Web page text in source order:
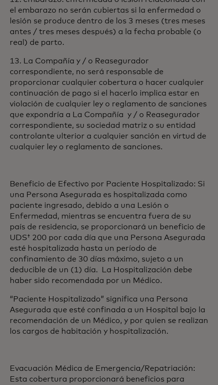
el embarazo no serán cubiertas si la enfermedad o
lesión se produce dentro de los 3 meses (tres meses
antes / tres meses después) a la fecha probable (o
real) de parto.
13. La Compañía y / o Reasegurador
correspondiente, no será responsable de
proporcionar cualquier cobertura o hacer cualquier
continuación de pago si el hacerlo implica estar en
violación de cualquier ley o reglamento de sanciones
que expondría a La Compañía y / o Reasegurador
correspondiente, su sociedad matriz o su entidad
controlante ulterior a cualquier sanción en virtud de
cualquier ley o reglamento de sanciones.
Beneficio de Efectivo por Paciente Hospitalizado: Si
una Persona Asegurada es hospitalizada como
paciente ingresado, debido a una Lesión o
Enfermedad, mientras se encuentra fuera de su
país de residencia, se proporcionará un beneficio de
UDS† 200 por cada día que una Persona Asegurada
esté hospitalizada hasta un período de
confinamiento de 30 días máximo, sujeto a un
deducible de un (1) día. La Hospitalización debe
haber sido recomendada por un Médico.
“Paciente Hospitalizado” significa una Persona
Asegurada que esté confinada a un Hospital bajo la
recomendación de un Médico, y por quien se realizan
los cargos de habitación y hospitalización.
Evacuación Médica de Emergencia/Repatriación:
Esta cobertura proporcionará beneficios para